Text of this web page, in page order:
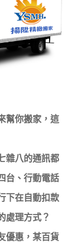
幫你搬家，這
雜八的通訊都
台、行動電話
下在自動扣款
處理方式？
優惠，某百貨